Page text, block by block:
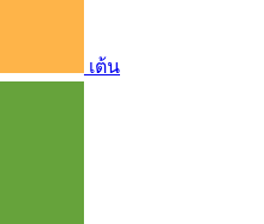
เต้น